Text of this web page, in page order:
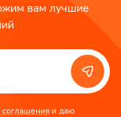
вам лучшие
соглашения и даю